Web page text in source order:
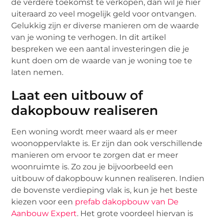
de verdere toekomst te verkopen, dan wil je hier
uiteraard zo veel mogelijk geld voor ontvangen.
Gelukkig zijn er diverse manieren om de waarde
van je woning te verhogen. In dit artikel
bespreken we een aantal investeringen die je
kunt doen om de waarde van je woning toe te
laten nemen.
Laat een uitbouw of
dakopbouw realiseren
Een woning wordt meer waard als er meer
woonoppervlakte is. Er zijn dan ook verschillende
manieren om ervoor te zorgen dat er meer
woonruimte is. Zo zou je bijvoorbeeld een
uitbouw of dakopbouw kunnen realiseren. Indien
de bovenste verdieping vlak is, kun je het beste
kiezen voor een prefab dakopbouw van De
Aanbouw Expert. Het grote voordeel hiervan is